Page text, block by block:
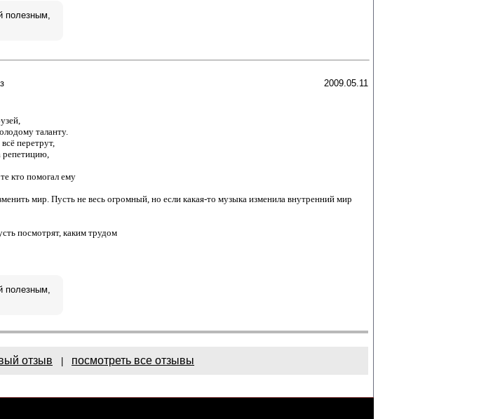
полезным,
2009.05.11
таланту.
перетрут,
репетицию,
кто помогал ему
мир. Пусть не весь огромный, но если какая-то музыка изменила внутренний мир
посмотрят, каким трудом
полезным,
отзыв | посмотреть все отзывы